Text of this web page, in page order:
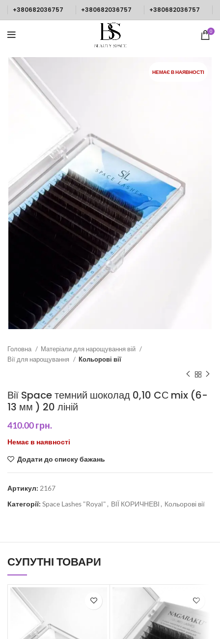
+380682036757 +380682036757 +380682036757
0
НЕМАЄ В НАЯВНОСТІ
Головна
Матеріали для нарощування вій
Вії для нарощування
Кольорові вії
Вії Space темний шоколад 0,10 CС mix (6-
13 мм ) 20 ліній
410.00грн.
Немає в наявності
Додати до списку бажань
Артикул: 2167
Категорії: Space Lashes "Royal" , ВІЇ КОРИЧНЕВІ , Кольорові вії
СУПУТНІ ТОВАРИ